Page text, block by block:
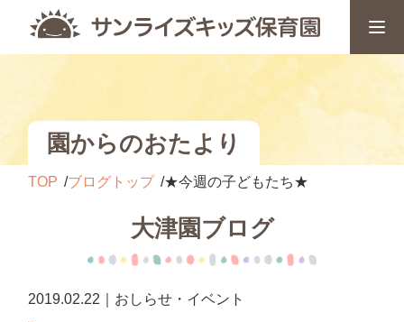
園からのおたより
TOP ブログトップ ★今週の子どもたち★
大津園ブログ
2019.02.22｜おしらせ・イベント